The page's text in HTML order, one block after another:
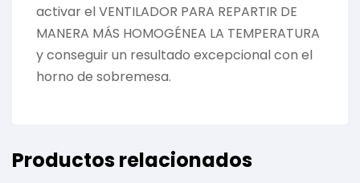
activar el VENTILADOR PARA REPARTIR DE
MANERA MÁS HOMOGÉNEA LA TEMPERATURA
y conseguir un resultado excepcional con el
horno de sobremesa.
Productos relacionados